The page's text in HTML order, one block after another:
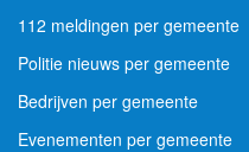
112 meldingen per gemeente
Politie nieuws per gemeente
Bedrijven per gemeente
Evenementen per gemeente